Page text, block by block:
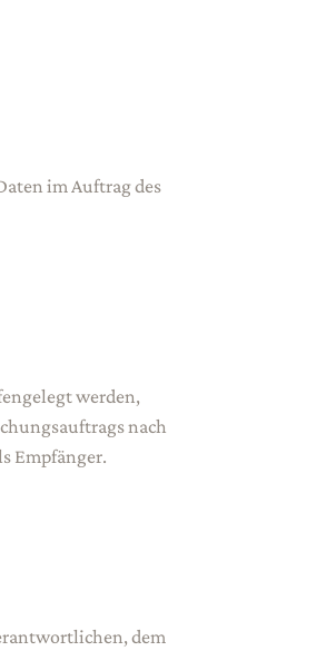
im Auftrag des
werden,
nach
Empfänger.
dem